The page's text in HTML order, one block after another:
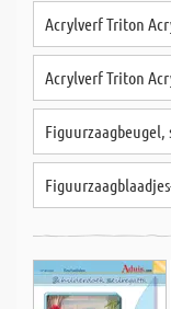
Acrylverf Triton
Acrylverf Triton
Figuurzaagbeugel,